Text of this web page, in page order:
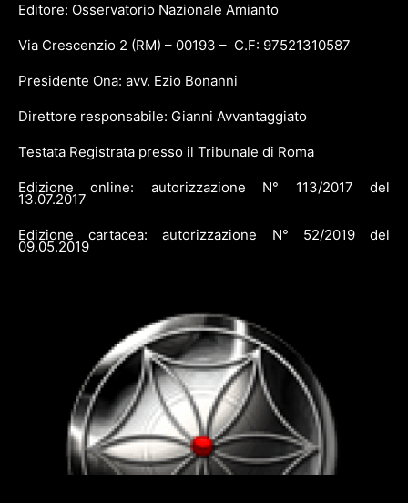
Editore: Osservatorio Nazionale Amianto
Via Crescenzio 2 (RM) – 00193 – C.F: 97521310587
Presidente Ona: avv. Ezio Bonanni
Direttore responsabile: Gianni Avvantaggiato
Testata Registrata presso il Tribunale di Roma
Edizione online: autorizzazione N° 113/2017 del
13.07.2017
Edizione cartacea: autorizzazione N° 52/2019 del
09.05.2019